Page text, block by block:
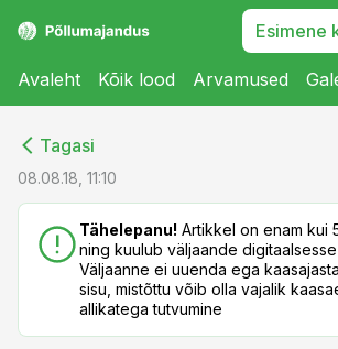
Esimene
Avaleht Kõik lood Arvamused
Tagasi
08.08.18, 11:10
Tähelepanu! Artikkel on enam kui
ning kuulub väljaande digitaalsesse
Väljaanne ei uuenda ega
sisu, mistõttu võib olla vajalik
allikatega tutvumine